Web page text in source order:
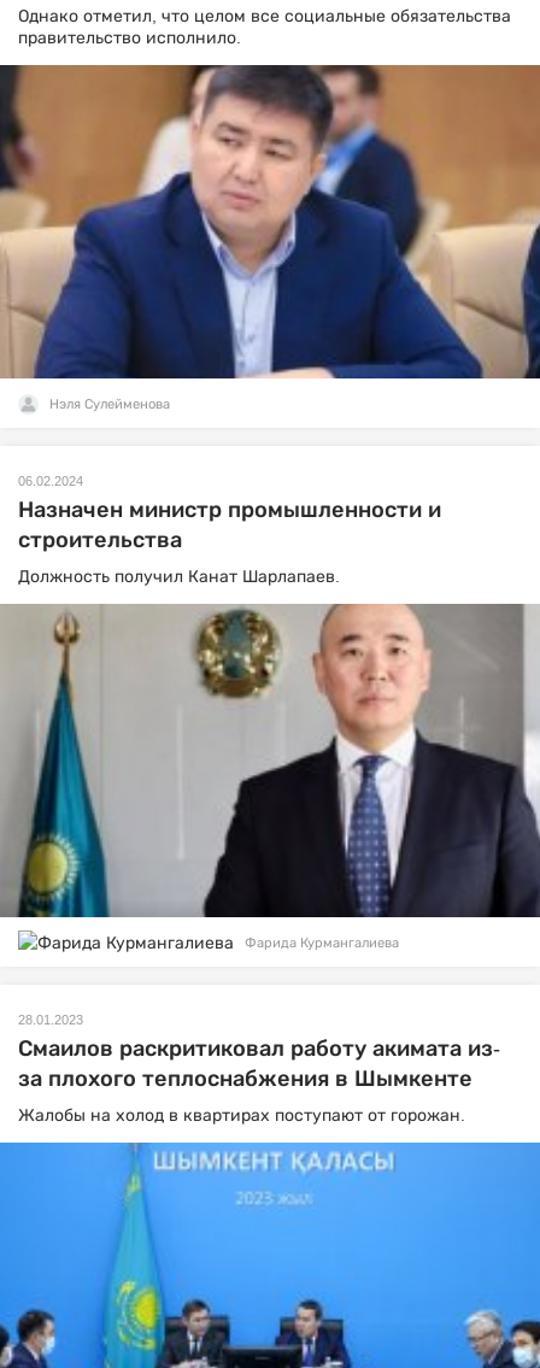
Однако отметил, что целом все социальные обязательства
правительство исполнило.
Нэля Сулейменова
06.02.2024
Назначен министр промышленности и
строительства
Должность получил Канат Шарлапаев.
Фарида Курмангалиева
28.01.2023
Смаилов раскритиковал работу акимата из-
за плохого теплоснабжения в Шымкенте
Жалобы на холод в квартирах поступают от горожан.